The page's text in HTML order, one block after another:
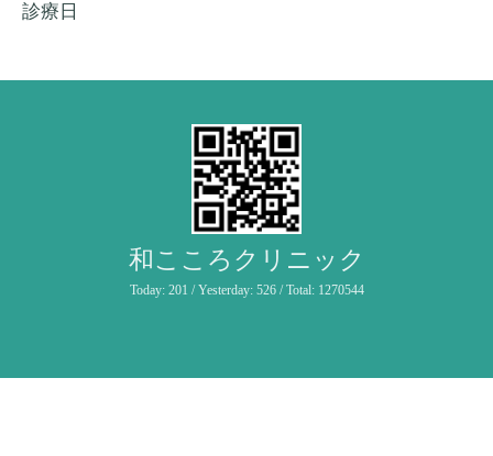
診療日
和こころクリニック
Today: 201 / Yesterday: 526/ Total: 1270544